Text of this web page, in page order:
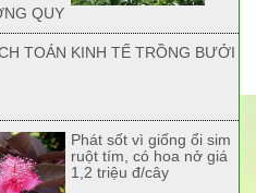
QUY
TOÁN KINH TẾ TRỒNG BƯỞI
Phát sốt vì giống ổi sim
ruột tím, có hoa nở giá
1,2 triệu đ/cây